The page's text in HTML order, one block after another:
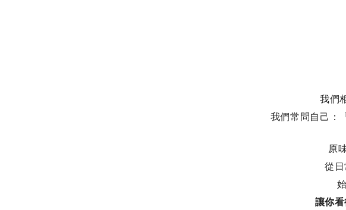
我們
我們常問自己：
原
從
讓你